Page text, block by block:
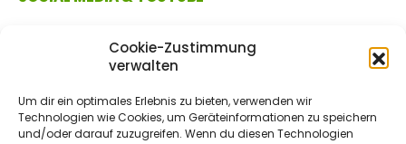
Cookie-Zustimmung
verwalten
Um dir ein optimales Erlebnis zu bieten, verwenden wir
Technologien wie Cookies, um Geräteinformationen zu speichern
und/oder darauf zuzugreifen. Wenn du diesen Technologien